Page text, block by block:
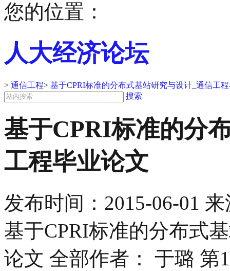
您的位置：
人大经济论坛
> 通信工程> 基于CPRI标准的分布式基站研究与设计_通信工
搜索
基于CPRI标准的分
工程毕业论文
发布时间： 2015-06-01 来
基于CPRI标准的分布式
论文 全部作者： 于璐 第